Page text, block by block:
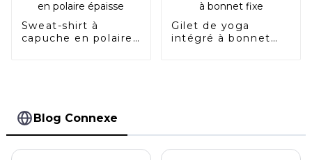
Sweat-shirt à
capuche en polaire
Gilet de yoga
intégré à bonnet
Blog Connexe